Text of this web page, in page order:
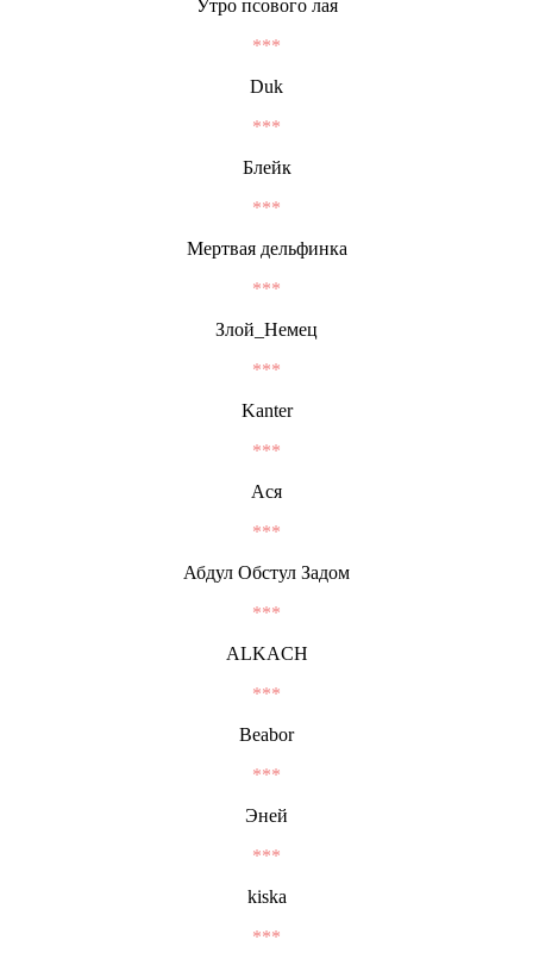
Утро псового лая
***
Duk
***
Блейк
***
Мертвая дельфинка
***
Злой_Немец
***
Kanter
***
Ася
***
Абдул Обстул Задом
***
ALKACH
***
Beabor
***
Эней
***
kiska
***